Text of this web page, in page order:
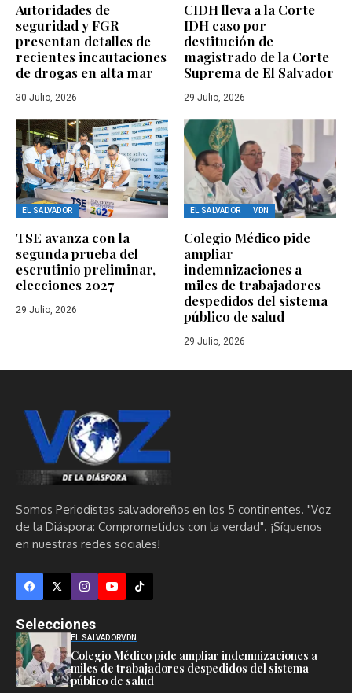
Autoridades de
seguridad y FGR
presentan detalles de
recientes incautaciones
de drogas en alta mar
30 Julio, 2026
CIDH lleva a la Corte
IDH caso por
destitución de
magistrado de la Corte
Suprema de El Salvador
29 Julio, 2026
EL SALVADOR
TSE avanza con la
segunda prueba del
escrutinio preliminar,
elecciones 2027
29 Julio, 2026
EL SALVADOR VDN
Colegio Médico pide
ampliar
indemnizaciones a
miles de trabajadores
despedidos del sistema
público de salud
29 Julio, 2026
Somos Periodistas salvadoreños en los 5 continentes. "Voz
de la Diáspora: Comprometidos con la verdad". ¡Síguenos
en nuestras redes sociales!
Selecciones
EL SALVADORVDN
Colegio Médico pide ampliar indemnizaciones a
miles de trabajadores despedidos del sistema
público de salud